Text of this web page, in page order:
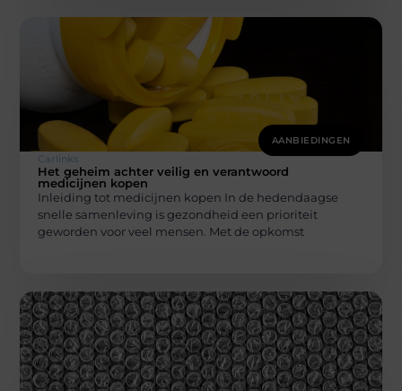
AANBIEDINGEN
Carlinks
Het geheim achter veilig en verantwoord
medicijnen kopen
Inleiding tot medicijnen kopen In de hedendaagse
snelle samenleving is gezondheid een prioriteit
geworden voor veel mensen. Met de opkomst